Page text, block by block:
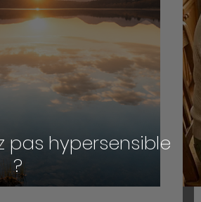
pas hypersensible
?